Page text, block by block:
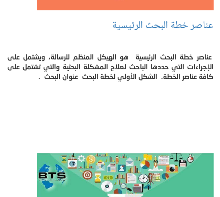
عناصر خطة البحث الرئيسية
عناصر خطة البحث الرئيسية هو الهيكل المنظم للرسالة، ويشتمل على
الإجراءات التي حددها الباحث لعلاج المشكلة البحثية والتي تشتمل على
كافة عناصر الخطة. الشكل الأولي لخطة البحث عنوان البحث .